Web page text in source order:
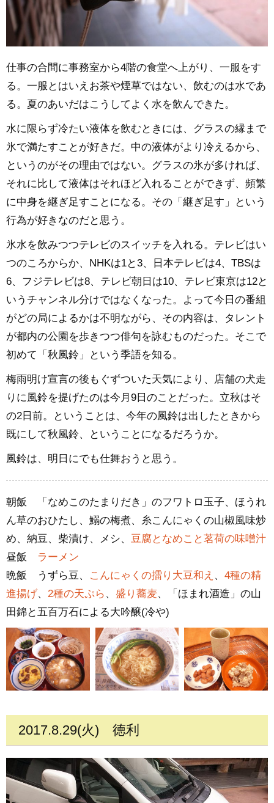
仕事の合間に事務室から4階の食堂へ上がり、一服をす
る。一服とはいえお茶や煙草ではない、飲むのは水であ
る。夏のあいだはこうしてよく水を飲んできた。
水に限らず冷たい液体を飲むときには、グラスの縁まで
氷で満たすことが好きだ。中の液体がより冷えるから、
というのがその理由ではない。グラスの氷が多ければ、
それに比して液体はそれほど入れることができず、頻繁
に中身を継ぎ足すことになる。その「継ぎ足す」という
行為が好きなのだと思う。
氷水を飲みつつテレビのスイッチを入れる。テレビはい
つのころからか、NHKは1と3、日本テレビは4、TBSは
6、フジテレビは8、テレビ朝日は10、テレビ東京は12と
いうチャンネル分けではなくなった。よって今日の番組
がどの局によるかは不明ながら、その内容は、タレント
が都内の公園を歩きつつ俳句を詠むものだった。そこで
初めて「秋風鈴」という季語を知る。
梅雨明け宣言の後もぐずついた天気により、店舗の犬走
りに風鈴を提げたのは今月9日のことだった。立秋はそ
の2日前。ということは、今年の風鈴は出したときから
既にして秋風鈴、ということになるだろうか。
風鈴は、明日にでも仕舞おうと思う。
朝飯 「なめこのたまりだき」のフワトロ玉子、ほうれ
ん草のおひたし、鰯の梅煮、糸こんにゃくの山椒風味炒
め、納豆、柴漬け、メシ、 豆腐となめこと茗荷の味噌汁
昼飯 ラーメン
晩飯 うずら豆、
こんにゃくの擂り大豆和え 、 4種の精
進揚げ、 2種の天ぷら 、 盛り蕎麦、「ほまれ酒造」の山
田錦と五百万石による大吟醸(冷や)
2017.8.29(火) 徳利